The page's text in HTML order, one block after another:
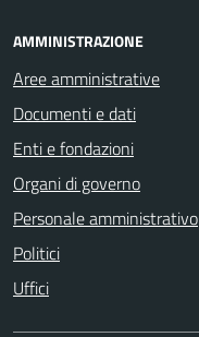
AMMINISTRAZIONE
Aree amministrative
Documenti e dati
Enti e fondazioni
Organi di governo
Personale amministrativo
Politici
Uffici